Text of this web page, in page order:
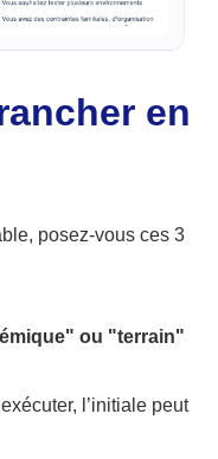
en
posez-vous ces 3
ou "terrain"
l’initiale peut